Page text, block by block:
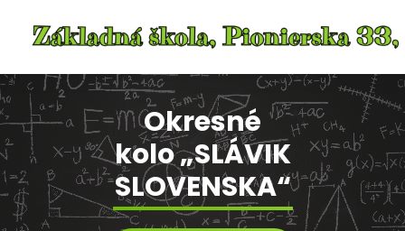
content
Okresné
kolo „SLÁVIK
SLOVENSKA“